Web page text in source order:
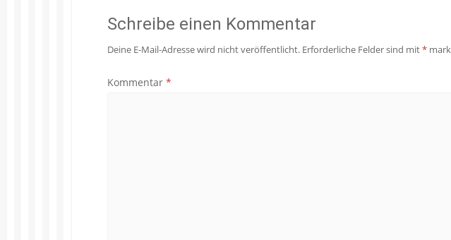
Schreibe einen Kommentar
Deine E-Mail-Adresse wird nicht veröffentlicht. Erforderliche Felder sind mit*
Kommentar *